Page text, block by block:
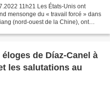
11h21 Les États-Unis ont
mensonge du « travail forcé » dans
(nord-ouest de la Chine), ont
de Díaz-Canel à
les salutations au